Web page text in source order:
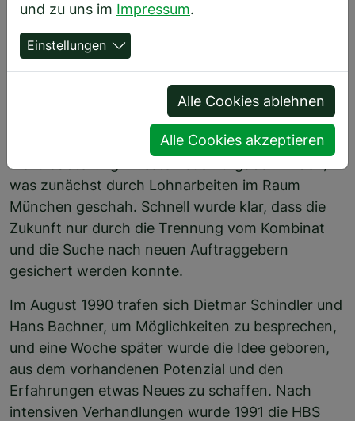
Mit der Wende 1989/90 brach die Existenz des
VEB LTA Oettersdorf zusammen, der bis dahin in
der industriellen Tierproduktion tätig war. Die
was zunächst durch Lohnarbeiten im Raum
München geschah. Schnell wurde klar, dass die
Zukunft nur durch die Trennung vom Kombinat
und die Suche nach neuen Auftraggebern
gesichert werden konnte.
Im August 1990 trafen sich Dietmar Schindler und
Hans Bachner, um Möglichkeiten zu besprechen,
und eine Woche später wurde die Idee geboren,
aus dem vorhandenen Potenzial und den
Erfahrungen etwas Neues zu schaffen. Nach
intensiven Verhandlungen wurde 1991 die HBS
und zu uns im Impressum.
Einstellungen
Alle Cookies ablehnen
Alle Cookies akzeptieren